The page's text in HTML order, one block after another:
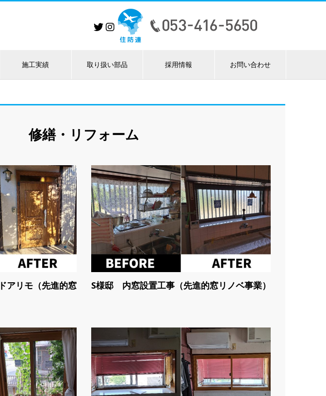
施工実績 取り扱い部品 採用情報 お問い合わせ
修繕・リフォーム
リモ（先進的窓
S様邸 内窓設置工事（先進的窓リノベ事業）